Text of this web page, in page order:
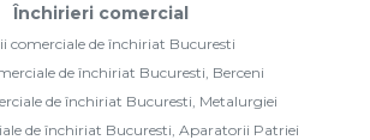
Închirieri comercial
comerciale de închiriat Bucuresti
de închiriat Bucuresti, Berceni
de închiriat Bucuresti, Metalurgiei
de închiriat Bucuresti, Aparatorii Patriei